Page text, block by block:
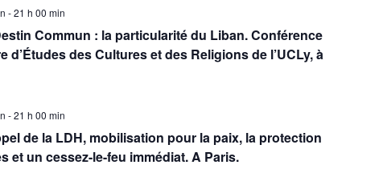
Évènements
Commun : la particularité du Liban. Conférence
d’Études des Cultures et des Religions de l’UCLy, à
-21 h 00 min
de la LDH, mobilisation pour la paix, la protection
et un cessez-le-feu immédiat. A Paris.
-21 h 00 min